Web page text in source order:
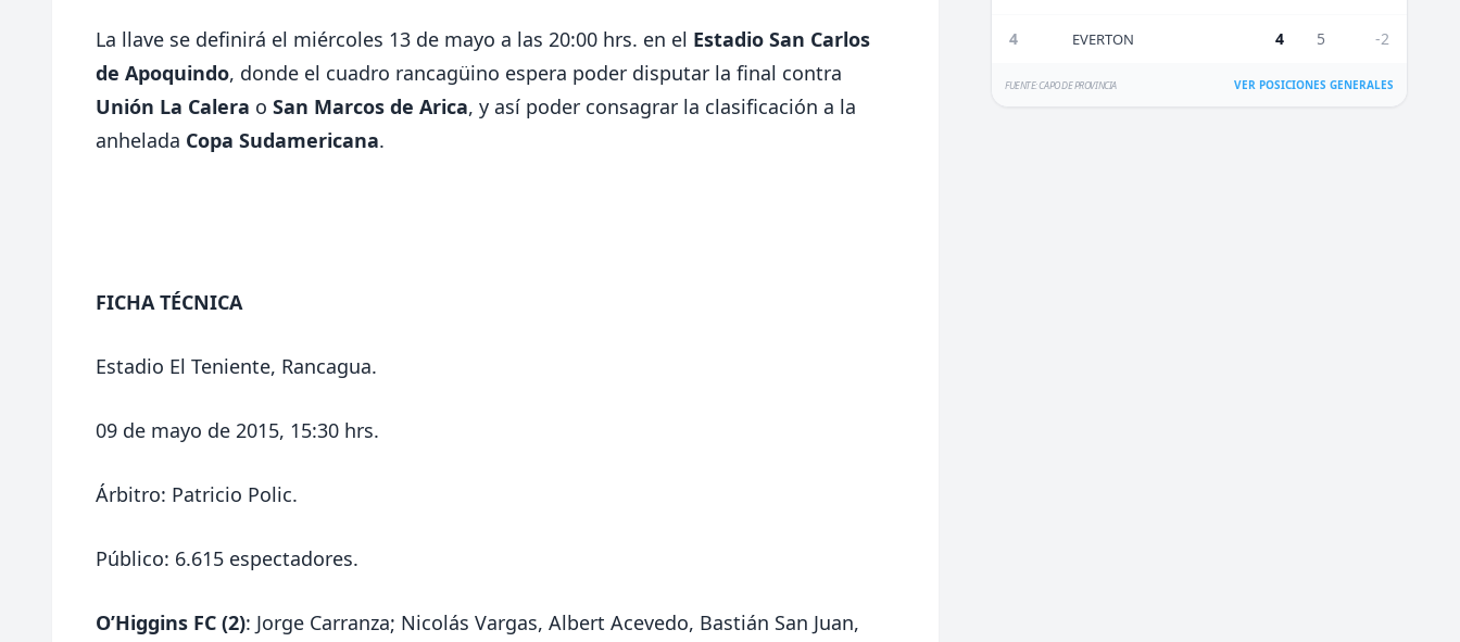
La llave se definirá el miércoles 13 de mayo a las 20:00 hrs. en el Estadio San Carlos
de Apoquindo, donde el cuadro rancagüino espera poder disputar la final contra
Unión La Calera o San Marcos de Arica, y así poder consagrar la clasificación a la
anhelada Copa Sudamericana.
FICHA TÉCNICA
Estadio El Teniente, Rancagua.
09 de mayo de 2015, 15:30 hrs.
Árbitro: Patricio Polic.
Público: 6.615 espectadores.
O’Higgins FC (2): Jorge Carranza; Nicolás Vargas, Albert Acevedo, Bastián San Juan,
4 EVERTON 4 5 -2
FUENTE: CAPO DE PROVINCIA VER POSICIONES GENERALES